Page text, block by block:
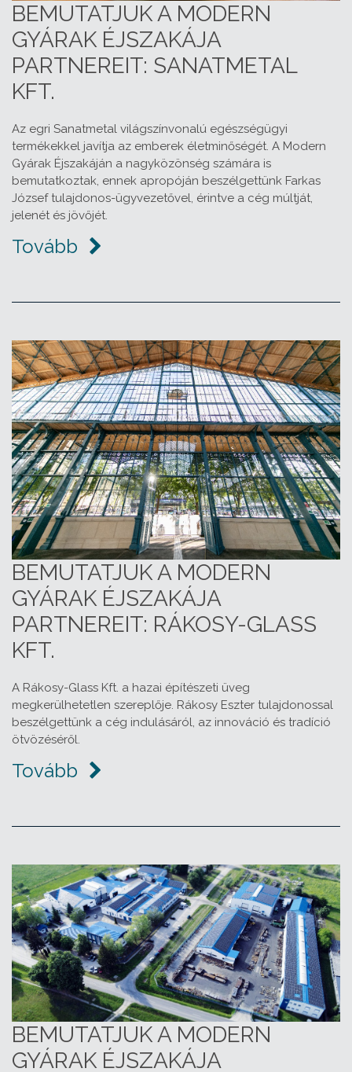
BEMUTATJUK A MODERN
GYÁRAK ÉJSZAKÁJA
PARTNEREIT: SANATMETAL
KFT.
Az egri Sanatmetal világszínvonalú egészségügyi
termékekkel javítja az emberek életminőségét. A Modern
Gyárak Éjszakáján a nagyközönség számára is
bemutatkoztak, ennek apropóján beszélgettünk Farkas
József tulajdonos-ügyvezetővel, érintve a cég múltját,
jelenét és jövőjét.
Tovább
BEMUTATJUK A MODERN
GYÁRAK ÉJSZAKÁJA
PARTNEREIT: RÁKOSY-GLASS
KFT.
A Rákosy-Glass Kft. a hazai építészeti üveg
megkerülhetetlen szereplője. Rákosy Eszter tulajdonossal
beszélgettünk a cég indulásáról, az innováció és tradíció
ötvözéséről.
Tovább
BEMUTATJUK A MODERN
GYÁRAK ÉJSZAKÁJA